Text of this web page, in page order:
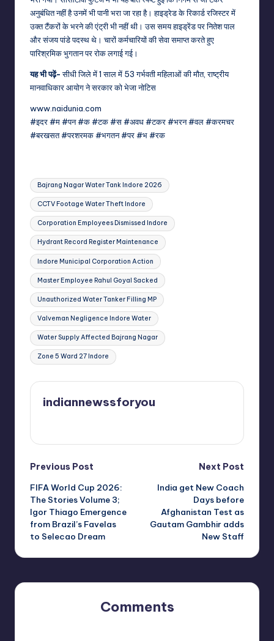
अनुबंधित नहीं है उनमें भी पानी भरा जा रहा है। हाइड्रेड के रिकार्ड रजिस्टर में
उक्त टैंकरों के भरने की एंट्री भी नहीं थी। उस समय हाइड्रेंड पर नितेश पाल
और संजय पांडे पदस्थ थे। चारों कर्मचारियों की सेवा समाप्त करते हुए
पारिश्रमिक भुगतान पर रोक लगाई गई।
यह भी पढ़ें-सीधी जिले में 1 साल में 53 गर्भवती महिलाओं की मौत, राष्ट्रीय
मानवाधिकार आयोग ने सरकार को भेजा नोटिस
www.naidunia.com
#इदर #म #पन #क #टक #स #अवध #टकर #भरन #वल #करमचर
#बरखसत #परशरमक #भगतन #पर #भ #रक
Tags:
Bajrang Nagar Water Tank Indore 2026
CCTV Footage Water Theft Indore
Corporation Employees Dismissed Indore
Hydrant Record Register Maintenance
Indore Municipal Corporation Action
Master Employee Rahul Goyal Sacked
Unauthorized Water Tanker Filling MP
Valveman Negligence Indore Water
Water Supply Affected Bajrang Nagar
Zone 5 Ward 27 Indore
indiannewssforyou
Post
navigation
Previous Post
FIFA World Cup 2026:
The Stories Volume 3;
Igor Thiago Emergence
from Brazil’s Favelas
to Selecao Dream
Next Post
India get New Coach
Days before
Afghanistan Test as
Gautam Gambhir adds
New Staff
Comments